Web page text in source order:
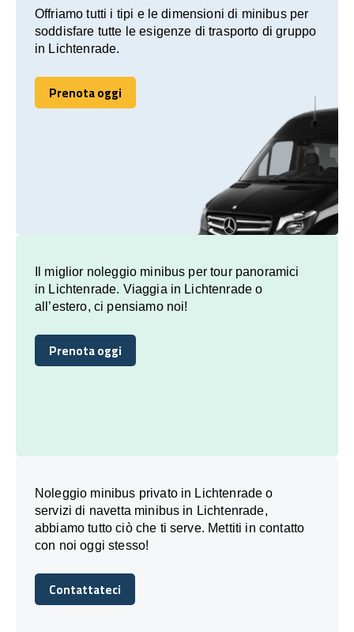
Offriamo tutti i tipi e le dimensioni di minibus per
soddisfare tutte le esigenze di trasporto di gruppo
in Lichtenrade.
Prenota oggi
Prenota oggi
Il miglior noleggio minibus per tour panoramici
in Lichtenrade. Viaggia in Lichtenrade o
all’estero, ci pensiamo noi!
Prenota oggi
Prenota oggi
Noleggio minibus privato in Lichtenrade o
servizi di navetta minibus in Lichtenrade,
abbiamo tutto ciò che ti serve. Mettiti in contatto
con noi oggi stesso!
Contattateci
Contattateci